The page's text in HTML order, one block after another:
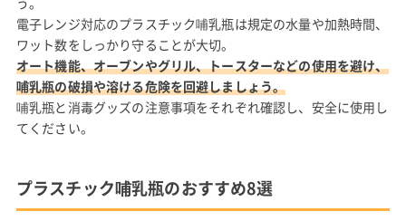
電子レンジ対応のプラスチック哺乳瓶は規定の水量や加熱時間、
ワット数をしっかり守ることが大切。
オート機能、オーブンやグリル、トースターなどの使用を避け、
哺乳瓶の破損や溶ける危険を回避しましょう。
哺乳瓶と消毒グッズの注意事項をそれぞれ確認し、安全に使用し
てください。
プラスチック哺乳瓶のおすすめ8選